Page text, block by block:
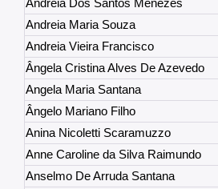
Andreia Maria Souza
Andreia Vieira Francisco
Ângela Cristina Alves De Azevedo
Angela Maria Santana
Ângelo Mariano Filho
Anina Nicoletti Scaramuzzo
Anne Caroline da Silva Raimundo
Anselmo De Arruda Santana